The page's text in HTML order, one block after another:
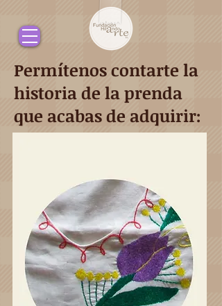
Permítenos contarte la
historia de la prenda
que acabas de adquirir: